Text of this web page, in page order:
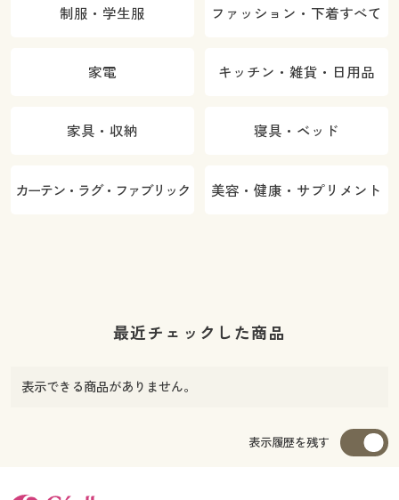
制服・学生服 ファッション・下着すべて
家電 キッチン・雑貨・日用品
家具・収納 寝具・ベッド
カーテン・ラグ・ファブリック 美容・健康・サプリメント
最近チェックした商品
表示できる商品がありません。
表示履歴を残す